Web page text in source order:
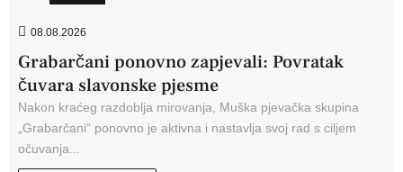
08.08.2026
Grabarčani ponovno zapjevali: Povratak
čuvara slavonske pjesme
Nakon kraćeg razdoblja mirovanja, Muška pjevačka skupina
„Grabarčani“ ponovno je aktivna i nastavlja svoj rad s ciljem
očuvanja...